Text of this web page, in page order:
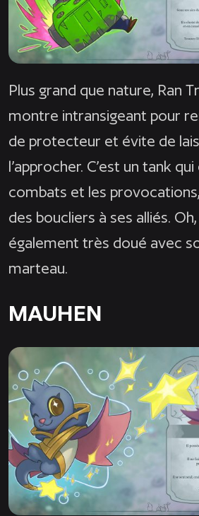
Plus grand que nature, Ran
montre intransigeant pour
de protecteur et évite de
l’approcher. C’est un tank
combats et les
des boucliers à ses alliés.
également très doué avec
marteau.
MAUHEN